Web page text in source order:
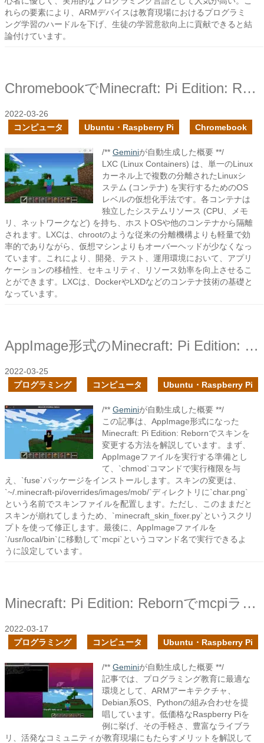
れらの要素により、ARMデバイスは教育現場におけるプログラミ
ング学習のハードルを下げ、生徒の学習意欲向上に貢献できると結
論付けています。
ChromebookでMinecraft: Pi Edition: Rebornを動かしてみた
2022-03-26
コンピュータ
Ubuntu・Raspberry Pi Chromebook
/** Geminiが自動生成した概要 **/
LXC (Linux Containers) は、単一のLinux
カーネル上で複数の分離されたLinuxシ
ステム (コンテナ) を実行するためのOS
レベルの仮想化手法です。各コンテナは
独立したシステムリソース (CPU、メモ
リ、ネットワークなど) を持ち、ホストOSや他のコンテナから隔離
されます。LXCは、chrootのような従来の分離機構よりも軽量で効
率的でありながら、仮想マシンよりもオーバーヘッドが少なくなっ
ています。これにより、開発、テスト、運用環境において、アプリ
ケーションの移植性、セキュリティ、リソース効率を向上させるこ
とができます。LXCは、DockerやLXDなどのコンテナ技術の基礎と
なっています。
AppImage形式のMinecraft: Pi Edition: Rebornでスキンを変更してみた
2022-03-25
プログラミング
コンピュータ Ubuntu・Raspberry Pi
/** Geminiが自動生成した概要 **/
この記事は、AppImage形式になった
Minecraft: Pi Edition: Rebornでスキンを
変更する方法を解説しています。まず、
AppImageファイルを実行する準備とし
て、`chmod`コマンドで実行権限を与
え、`fuse`パッケージをインストールします。スキンの変更は、
`~/.minecraft-pi/overrides/images/mob/`ディレクトリに`char.png`
という名前でスキンファイルを配置します。ただし、このままだと
スキンが崩れてしまうため、`minecraft_skin_fixer.py`というスクリ
プトを使って修正します。最後に、AppImageファイルを
`/usr/local/bin`に移動して`mcpi`というコマンド名で実行できるよ
うに設定しています。
Minecraft: Pi Edition: Rebornでmcpiライブラリを試す
2022-03-17
プログラミング
コンピュータ Ubuntu・Raspberry Pi
/** Geminiが自動生成した概要 **/
記事では、プログラミング教育に最適な
環境として、ARMアーキテクチャ、
Debian系OS、Pythonの組み合わせを提
唱しています。低価格なRaspberry Piを
例に挙げ、その手軽さ、豊富なライブラ
リ、活発なコミュニティが教育現場にもたらすメリットを解説して